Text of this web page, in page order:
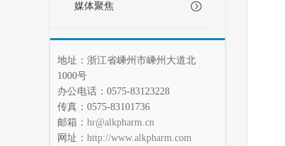
媒体聚焦
地址：浙江省嵊州市嵊州大道北
1000号
办公电话：0575-83123228
传真：0575-83101736
邮箱： hr@alkpharm.cn
网址： http://www.alkpharm.com